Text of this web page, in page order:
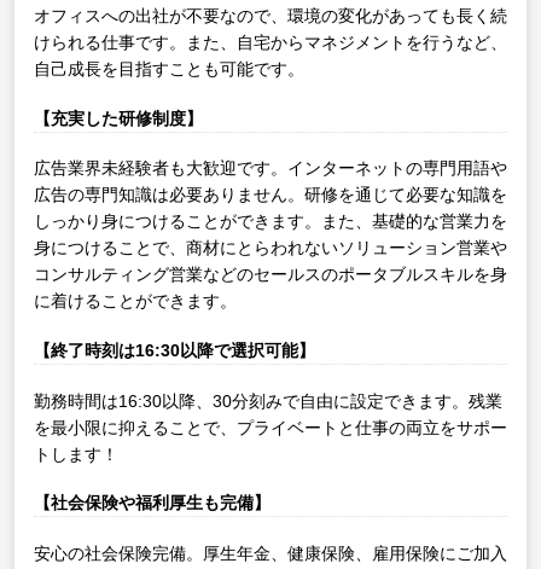
オフィスへの出社が不要なので、環境の変化があっても長く続
けられる仕事です。また、自宅からマネジメントを行うなど、
自己成長を目指すことも可能です。
【充実した研修制度】
広告業界未経験者も大歓迎です。インターネットの専門用語や
広告の専門知識は必要ありません。研修を通じて必要な知識を
しっかり身につけることができます。また、基礎的な営業力を
身につけることで、商材にとらわれないソリューション営業や
コンサルティング営業などのセールスのポータブルスキルを身
に着けることができます。
【終了時刻は16:30以降で選択可能】
勤務時間は16:30以降、30分刻みで自由に設定できます。残業
を最小限に抑えることで、プライベートと仕事の両立をサポー
トします！
【社会保険や福利厚生も完備】
安心の社会保険完備。厚生年金、健康保険、雇用保険にご加入